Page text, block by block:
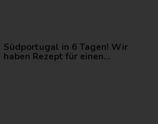
Südportugal in 6 Tagen! Wir
haben Rezept für einen…